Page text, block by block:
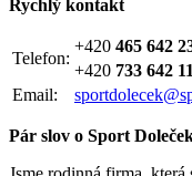
Rychlý kontakt
Telefon:
+420 465 642
+420 733 642
Email:
Pár slov o Sport